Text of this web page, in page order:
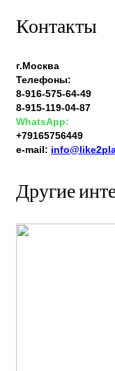
Контакты
г.Москва
Телефоны:
8-916-575-64-49
8-915-119-04-87
WhatsApp:
+79165756449
e-mail:
Другие